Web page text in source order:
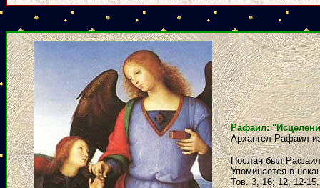
Рафаил:
Архангел Рафаил
Послан был Рафаил
Упоминается в
Тов. 3, 16; 12, 12-15.